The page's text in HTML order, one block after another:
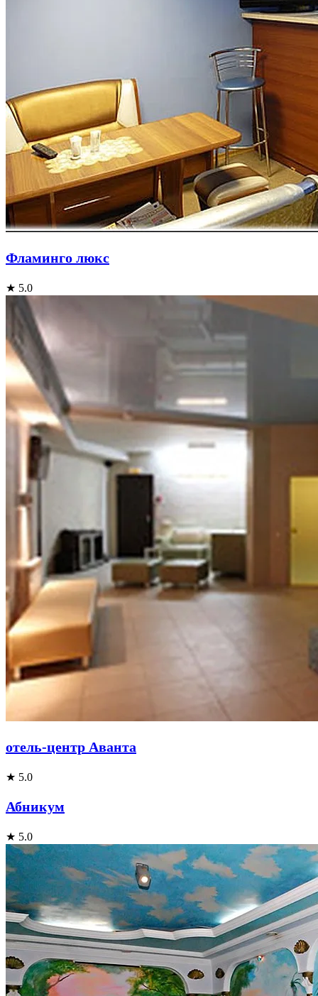
Фламинго люкс
★ 5.0
отель-центр Аванта
★ 5.0
Абникум
★ 5.0